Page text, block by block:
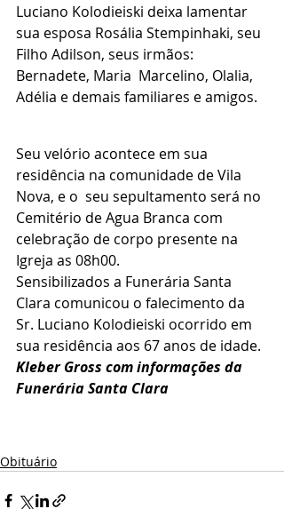
Luciano Kolodieiski deixa lamentar
sua esposa Rosália Stempinhaki, seu
Filho Adilson, seus irmãos:
Bernadete, Maria  Marcelino, Olalia,
Adélia e demais familiares e amigos.
Seu velório acontece em sua
residência na comunidade de Vila
Nova, e o  seu sepultamento será no
Cemitério de Agua Branca com
celebração de corpo presente na
Igreja as 08h00.
Sensibilizados a Funerária Santa
Clara comunicou o falecimento da
Sr. Luciano Kolodieiski ocorrido em
sua residência aos 67 anos de idade.
Kleber Gross com informações da
Funerária Santa Clara
Obituário